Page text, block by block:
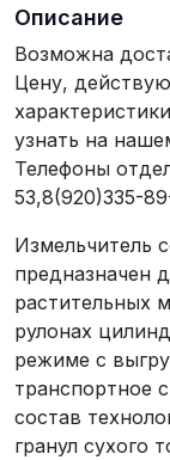
Описание
Возможна
Цену,
узнать на
Телефоны
53,8(920)335-
Измельчитель
предназначен
растительных
рулонах
режиме с
транспортное
состав
гранул сухого